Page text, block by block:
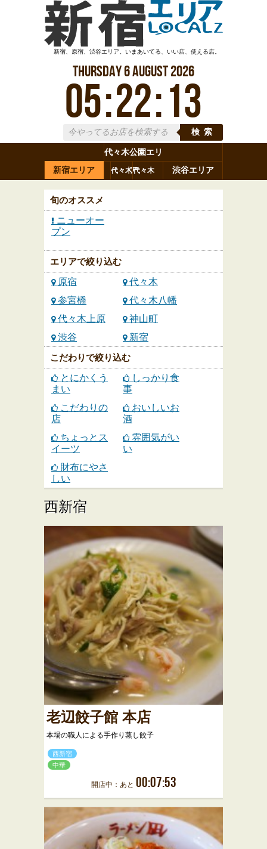
新宿、原宿、渋谷エリア。いまあいてる、いい店、使える店。
Thursday6August2026
05:22:14
検索
新宿エリア
代々木公園エリ
ア
渋谷エリア
原宿 代々木参宮橋
代々木
八幡
代々木
上原 神山町 渋谷 新宿
旬のオススメ
ニューオー
プン
エリアで絞り込む
原宿
代々木
参宮橋
代々木八幡
代々木上原
神山町
渋谷
新宿
こだわりで絞り込む
とにかくう
まい
しっかり食
事
こだわりの
店
おいしいお
酒
ちょっとス
イーツ
雰囲気がい
い
財布にやさ
しい
西新宿
老辺餃子館 本店
本場の職人による手作り蒸し餃子
西新宿
中華
開店中：あと 00:07:53